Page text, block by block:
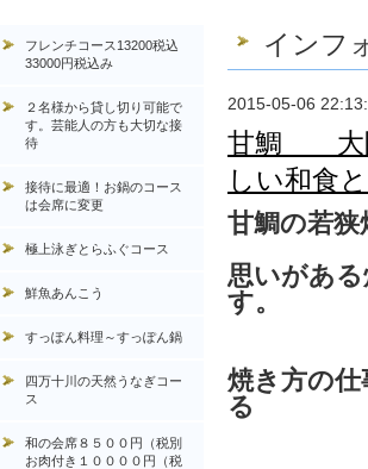
インフ
2015-05-06
甘鯛 大阪
しい和食
甘鯛の若
思いがあ
す。
焼き方の
る
フレンチコース13200税込
33000円税込み
２名様から貸し切り可能で
す。芸能人の方も大切な接
待
接待に最適！お鍋のコース
は会席に変更
極上泳ぎとらふぐコース
鮮魚あんこう
すっぽん料理～すっぽん鍋
四万十川の天然うなぎコー
ス
和の会席８５００円（税別
お肉付き１００００円（税